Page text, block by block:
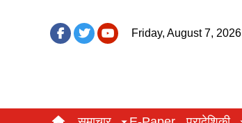
Friday, August 7, 2026